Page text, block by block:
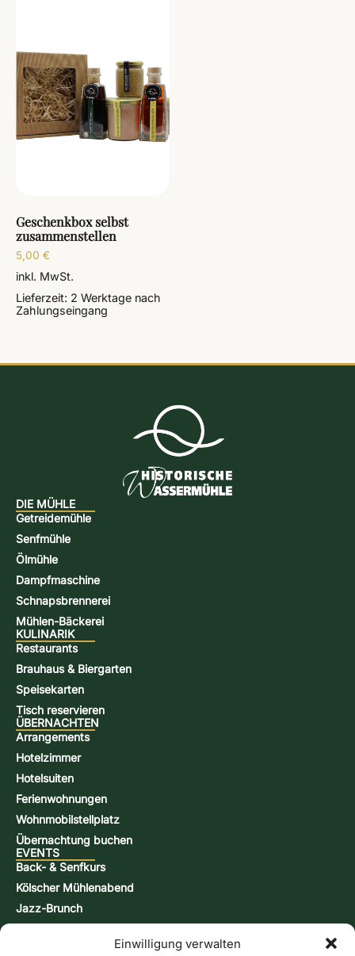
Einwilligung verwalten
Geschenkbox selbst
zusammenstellen
5,00 €
inkl. MwSt.
Lieferzeit: 2 Werktage nach
Zahlungseingang
DIE MÜHLE
Getreidemühle
Senfmühle
Ölmühle
Dampfmaschine
Schnapsbrennerei
Mühlen-Bäckerei
KULINARIK
Restaurants
Brauhaus & Biergarten
Speisekarten
Tisch reservieren
ÜBERNACHTEN
Arrangements
Hotelzimmer
Hotelsuiten
Ferienwohnungen
Wohnmobilstellplatz
Übernachtung buchen
EVENTS
Back- & Senfkurs
Kölscher Mühlenabend
Jazz-Brunch
Schnappsbrenn-Kurs